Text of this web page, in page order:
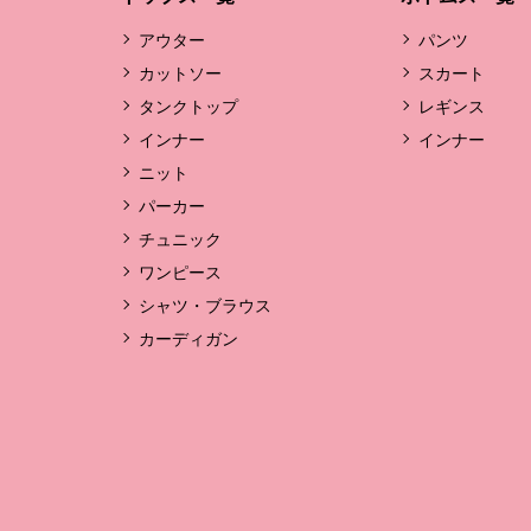
アウター
カットソー
タンクトップ
インナー
ニット
パーカー
チュニック
ワンピース
シャツ・ブラウス
カーディガン
パンツ
スカート
レギンス
インナー